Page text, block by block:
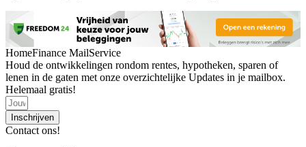
HomeFinance MailService
Houd de ontwikkelingen rondom rentes, hypotheken, sparen of
lenen in de gaten met onze overzichtelijke Updates in je mailbox.
Helemaal gratis!
Inschrijven
Contact ons!